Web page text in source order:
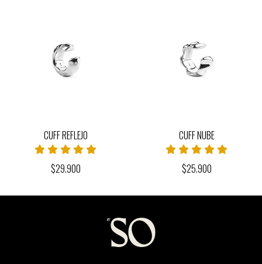
CUFF REFLEJO
$29.900
CUFF NUBE
$25.900